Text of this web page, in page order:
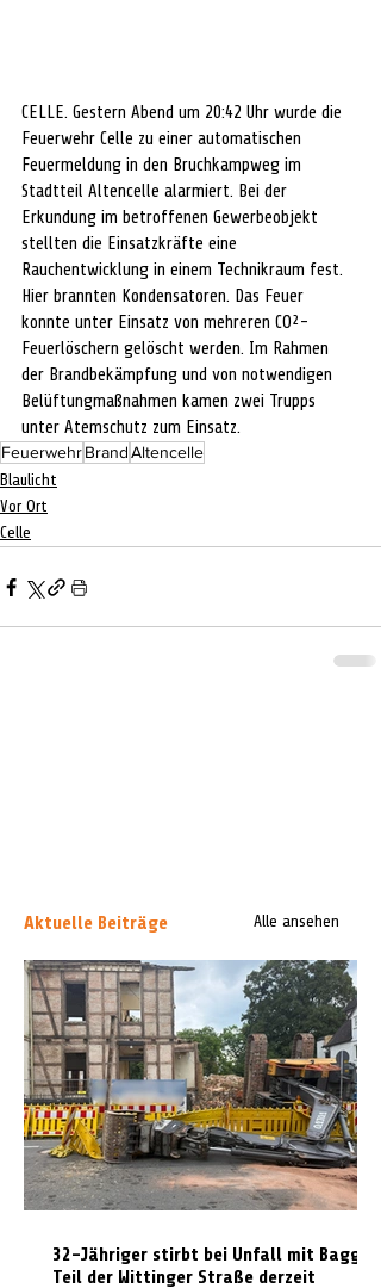
CELLE. Gestern Abend um 20:42 Uhr wurde die
Feuerwehr Celle zu einer automatischen
Feuermeldung in den Bruchkampweg im
Stadtteil Altencelle alarmiert. Bei der
Erkundung im betroffenen Gewerbeobjekt
stellten die Einsatzkräfte eine
Rauchentwicklung in einem Technikraum fest.
Hier brannten Kondensatoren. Das Feuer
konnte unter Einsatz von mehreren CO²-
Feuerlöschern gelöscht werden. Im Rahmen
der Brandbekämpfung und von notwendigen
Belüftungmaßnahmen kamen zwei Trupps
unter Atemschutz zum Einsatz.
FeuerwehrBrandAltencelle
Blaulicht
Vor Ort
Celle
Aktuelle Beiträge Alle ansehen
32-Jähriger stirbt bei Unfall mit Bagger:
Teil der Wittinger Straße derzeit